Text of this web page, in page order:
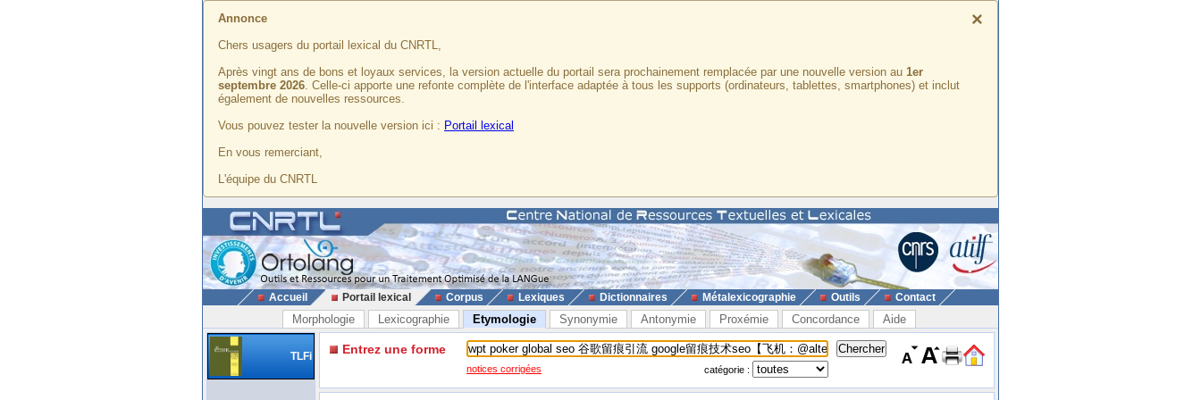
×
Annonce
Chers usagers du portail lexical du CNRTL,
Après vingt ans de bons et loyaux services, la version actuelle du portail sera prochainement remplacée par une nouvelle version au 1er
septembre 2026. Celle-ci apporte une refonte complète de l'interface adaptée à tous les supports (ordinateurs, tablettes, smartphones) et inclut
également de nouvelles ressources.
Vous pouvez tester la nouvelle version ici : Portail lexical
En vous remerciant,
L'équipe du CNRTL
Accueil Portail lexical Corpus Lexiques Dictionnaires Métalexicographie Outils Contact
Morphologie Lexicographie Etymologie Synonymie Antonymie Proxémie Concordance Aide
TLFi Entrez une forme
notices corrigées catégorie :